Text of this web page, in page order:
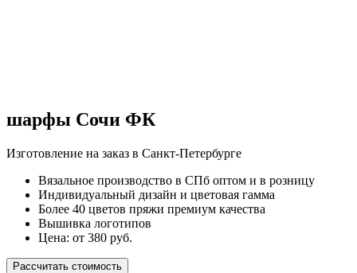
шарфы Сочи ФК
Изготовление на заказ в Санкт-Петербурге
Вязальное производство в СПб оптом и в розницу
Индивидуальный дизайн и цветовая гамма
Более 40 цветов пряжи премиум качества
Вышивка логотипов
Цена: от 380 руб.
Рассчитать стоимость